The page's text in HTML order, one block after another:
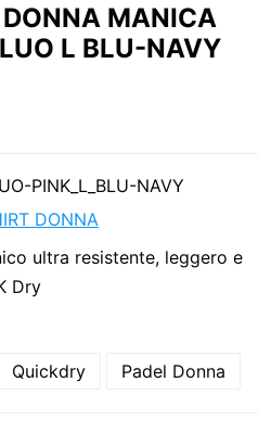
MANICA
L BLU-NAVY
PINK_L_BLU-NAVY
DONNA
ultra resistente, leggero e
Dry
Quickdry Padel Donna